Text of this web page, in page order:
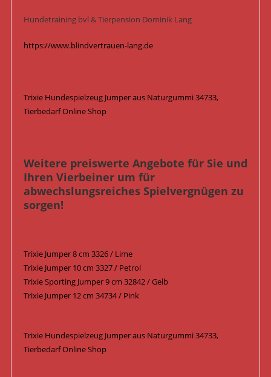
Hundetraining bvl & Tierpension Dominik Lang
https://www.blindvertrauen-lang.de
Trixie Hundespielzeug Jumper aus Naturgummi 34733,
Tierbedarf Online Shop
Weitere preiswerte Angebote für Sie und
Ihren Vierbeiner um für
abwechslungsreiches Spielvergnügen zu
sorgen!
Trixie Jumper 8 cm 3326 / Lime
Trixie Jumper 10 cm 3327 / Petrol
Trixie Sporting Jumper 9 cm 32842 / Gelb
Trixie Jumper 12 cm 34734 / Pink
Trixie Hundespielzeug Jumper aus Naturgummi 34733,
Tierbedarf Online Shop